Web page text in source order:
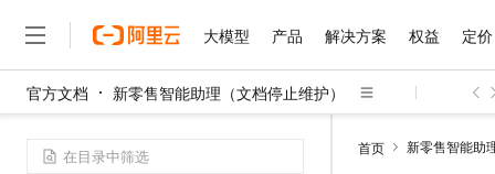
大模型 产品 解决方案 权益 定价
官方文档 新零售智能助理（文档停止维护）
首页 新零售智能助
大模型
千问AI平台
产品 精选产品
解决方案 精选解决方案
权益 普惠上云
定价 产品定价
了解云产品的定价详情
云市场 精选商城
伙伴 成为销售伙伴
服务 售前咨询
了解阿里云 为什么选择阿里云